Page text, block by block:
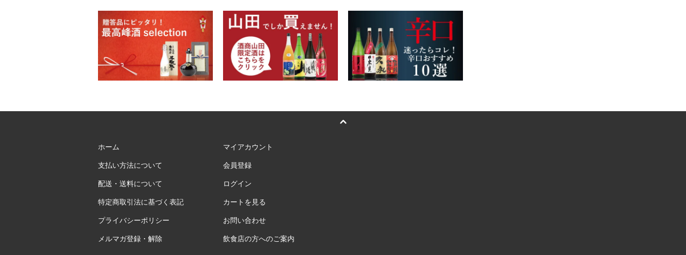
ホーム
支払い方法について
配送・送料について
特定商取引法に基づく表記
プライバシーポリシー
メルマガ登録・解除
マイアカウント
会員登録
ログイン
カートを見る
お問い合わせ
飲食店の方へのご案内